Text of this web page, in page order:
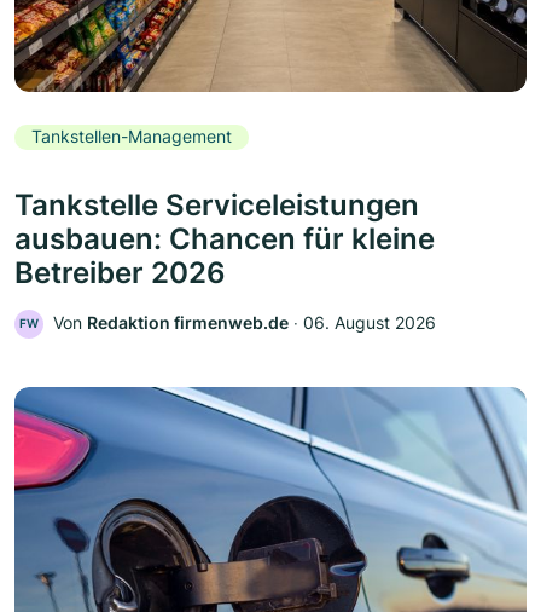
Tankstellen-Management
Tankstelle Serviceleistungen
ausbauen: Chancen für kleine
Betreiber 2026
FW Von Redaktion firmenweb.de ‧ 06. August 2026